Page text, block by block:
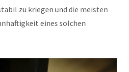
zu kriegen und die meisten
eines solchen